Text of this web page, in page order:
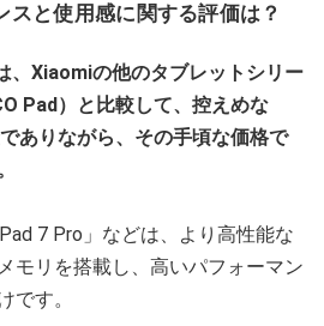
スと使用感に関する評価は？
、Xiaomiの他のタブレットシリー
Pad）と比較して、控えめな
ありながら、その手頃な価格で
7 Pro」などは、より高性能な
モリを搭載し、高いパフォーマン
です。